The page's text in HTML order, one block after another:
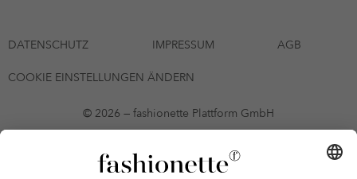
DATENSCHUTZ IMPRESSUM AGB
COOKIE EINSTELLUNGEN ÄNDERN
© 2026 — fashionette Plattform GmbH
*Gutschein bis zum 12.08.2026 mehrmals auf alle Artikel der Seite
fashionette.at/selected-styles anwendbar. Es gelten die in den AGB